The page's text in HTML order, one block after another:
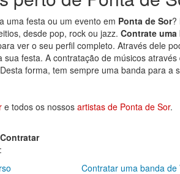
uma festa ou um evento em Ponta de Sor?
desde pop, rock ou jazz. Contrate
ver o seu perfil completo. Através dele
festa. A contratação de músicos
forma, tem sempre uma banda para a
e todos os nossos artistas de Ponta de Sor.
Contratar
Contratar uma banda de